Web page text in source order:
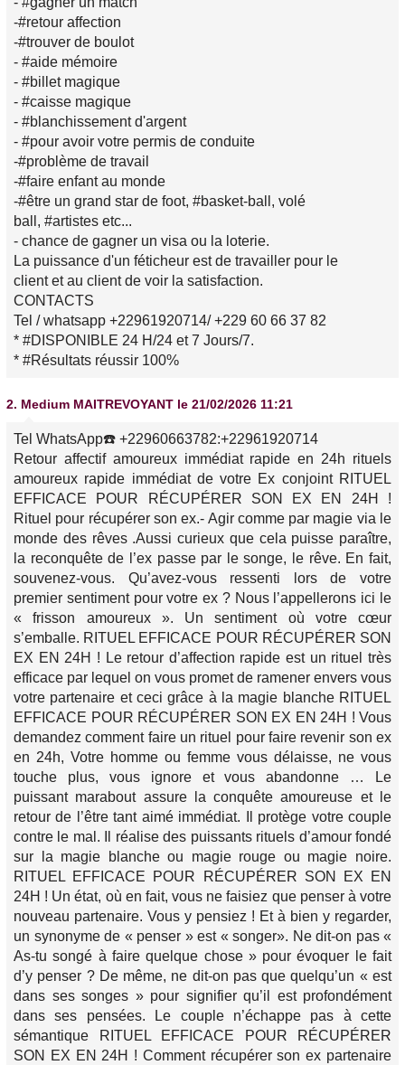
-#retour affection
-#trouver de boulot
- #aide mémoire
- #billet magique
- #caisse magique
- #blanchissement d'argent
- #pour avoir votre permis de conduite
-#problème de travail
-#faire enfant au monde
-#être un grand star de foot, #basket-ball, volé
ball, #artistes etc...
- chance de gagner un visa ou la loterie.
La puissance d'un féticheur est de travailler pour le
client et au client de voir la satisfaction.
CONTACTS
Tel / whatsapp +22961920714/ +229 60 66 37 82
* #DISPONIBLE 24 H/24 et 7 Jours/7.
* #Résultats réussir 100%
2. Medium MAITREVOYANT le 21/02/2026 11:21
Tel WhatsApp☎️ +22960663782:+22961920714
Retour affectif amoureux immédiat rapide en 24h rituels
amoureux rapide immédiat de votre Ex conjoint RITUEL
EFFICACE POUR RÉCUPÉRER SON EX EN 24H !
Rituel pour récupérer son ex.- Agir comme par magie via le
monde des rêves .Aussi curieux que cela puisse paraître,
la reconquête de l’ex passe par le songe, le rêve. En fait,
souvenez-vous. Qu’avez-vous ressenti lors de votre
premier sentiment pour votre ex ? Nous l’appellerons ici le
« frisson amoureux ». Un sentiment où votre cœur
s’emballe. RITUEL EFFICACE POUR RÉCUPÉRER SON
EX EN 24H ! Le retour d’affection rapide est un rituel très
efficace par lequel on vous promet de ramener envers vous
votre partenaire et ceci grâce à la magie blanche RITUEL
EFFICACE POUR RÉCUPÉRER SON EX EN 24H ! Vous
demandez comment faire un rituel pour faire revenir son ex
en 24h, Votre homme ou femme vous délaisse, ne vous
touche plus, vous ignore et vous abandonne … Le
puissant marabout assure la conquête amoureuse et le
retour de l’être tant aimé immédiat. Il protège votre couple
contre le mal. Il réalise des puissants rituels d’amour fondé
sur la magie blanche ou magie rouge ou magie noire.
RITUEL EFFICACE POUR RÉCUPÉRER SON EX EN
24H ! Un état, où en fait, vous ne faisiez que penser à votre
nouveau partenaire. Vous y pensiez ! Et à bien y regarder,
un synonyme de « penser » est « songer». Ne dit-on pas «
As-tu songé à faire quelque chose » pour évoquer le fait
d’y penser ? De même, ne dit-on pas que quelqu’un « est
dans ses songes » pour signifier qu’il est profondément
dans ses pensées. Le couple n’échappe pas à cette
sémantique RITUEL EFFICACE POUR RÉCUPÉRER
SON EX EN 24H ! Comment récupérer son ex partenaire